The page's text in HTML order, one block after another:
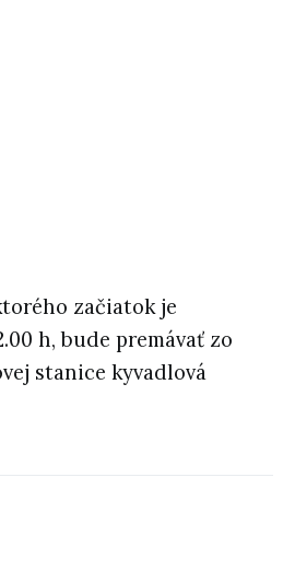
začiatok je
h, bude premávať zo
stanice kyvadlová